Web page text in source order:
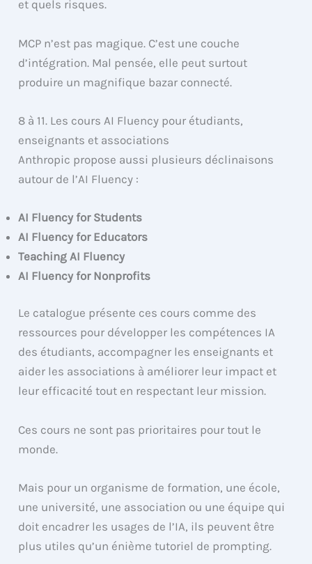
et quels risques.
MCP n’est pas magique. C’est une couche
d’intégration. Mal pensée, elle peut surtout
produire un magnifique bazar connecté.
8 à 11. Les cours AI Fluency pour étudiants,
enseignants et associations
Anthropic propose aussi plusieurs déclinaisons
autour de l’AI Fluency :
AI Fluency for Students
AI Fluency for Educators
Teaching AI Fluency
AI Fluency for Nonprofits
Le catalogue présente ces cours comme des
ressources pour développer les compétences IA
des étudiants, accompagner les enseignants et
aider les associations à améliorer leur impact et
leur efficacité tout en respectant leur mission.
Ces cours ne sont pas prioritaires pour tout le
monde.
Mais pour un organisme de formation, une école,
une université, une association ou une équipe qui
doit encadrer les usages de l’IA, ils peuvent être
plus utiles qu’un énième tutoriel de prompting.